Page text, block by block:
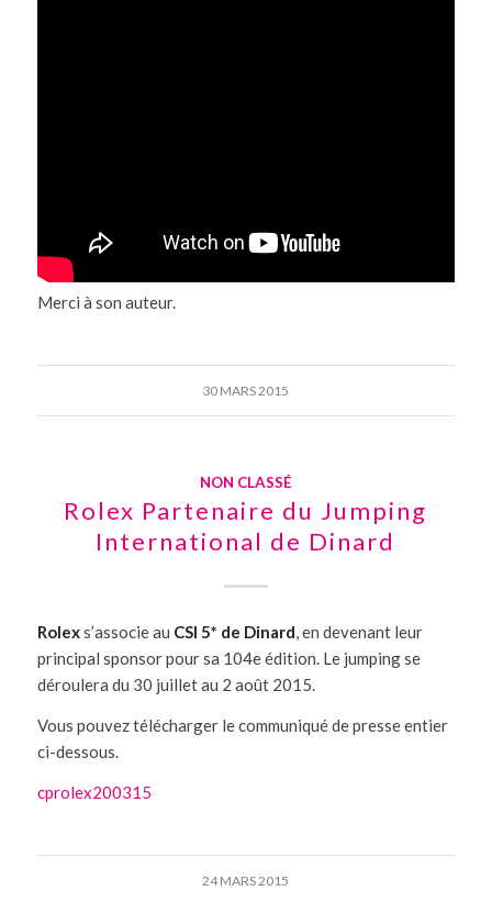
Merci à son auteur.
30 MARS 2015
NON CLASSÉ
Rolex Partenaire du Jumping
International de Dinard
Rolexs’associe au CSI 5* de Dinard, en devenant leur
principal sponsor pour sa 104e édition. Le jumping se
déroulera du 30 juillet au 2 août 2015.
Vous pouvez télécharger le communiqué de presse entier
ci-dessous.
cprolex200315
24 MARS 2015